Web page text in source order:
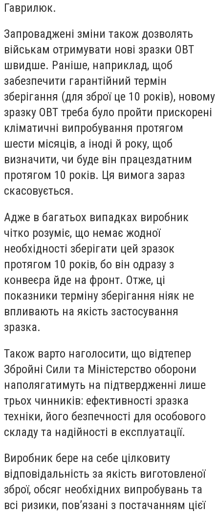
Гаврилюк.
Запроваджені зміни також дозволять
військам отримувати нові зразки ОВТ
швидше. Раніше, наприклад, щоб
забезпечити гарантійний термін
зберігання (для зброї це 10 років), новому
зразку ОВТ треба було пройти прискорені
кліматичні випробування протягом
шести місяців, а іноді й року, щоб
визначити, чи буде він працездатним
протягом 10 років. Ця вимога зараз
скасовується.
Адже в багатьох випадках виробник
чітко розуміє, що немає жодної
необхідності зберігати цей зразок
протягом 10 років, бо він одразу з
конвеєра йде на фронт. Отже, ці
показники терміну зберігання ніяк не
впливають на якість застосування
зразка.
Також варто наголосити, що відтепер
Збройні Сили та Міністерство оборони
наполягатимуть на підтвердженні лише
трьох чинників: ефективності зразка
техніки, його безпечності для особового
складу та надійності в експлуатації.
Виробник бере на себе цілковиту
відповідальність за якість виготовленої
зброї, обсяг необхідних випробувань та
всі ризики, пов’язані з постачанням цієї